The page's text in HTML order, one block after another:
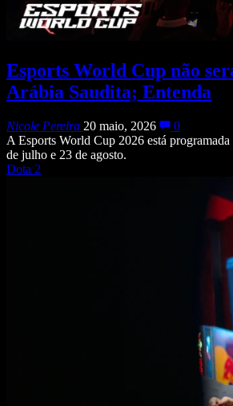
Esports World Cup não
Arábia Saudita; Entenda
Nicole Pereira 20 maio, 2026
0
A Esports World Cup 2026 está programada
de julho e 23 de agosto.
Dota 2